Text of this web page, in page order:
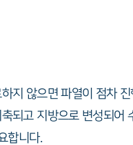
지 않으면 파열이 점차 진
되고 지방으로 변성되어
합니다.